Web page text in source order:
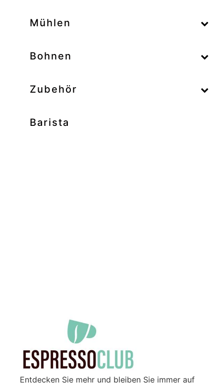
Mühlen
–
Bohnen
–
Zubehör
Barista
Entdecken Sie mehr und bleiben Sie immer auf